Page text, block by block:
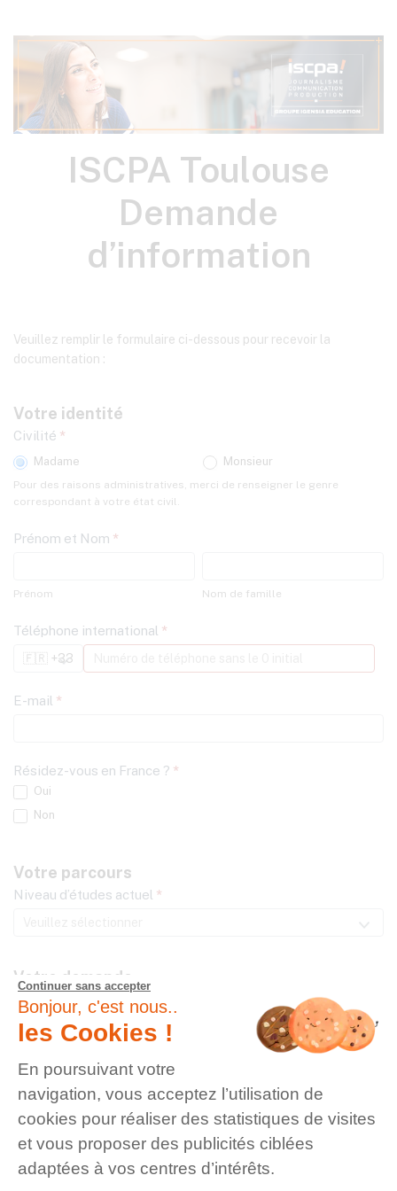
Toulouse
d’information
ISCPA Toulouse
Demande
d’information
Veuillez remplir le formulaire ci-dessous pour recevoir la
documentation :
Votre identité
Civilité *
Madame Monsieur
Pour des raisons administratives, merci de renseigner le genre
correspondant à votre état civil.
Prénom et Nom *
Prénom Nom de famille
Téléphone international *
E-mail *
Résidez-vous en France ? *
Oui
Non
Votre parcours
Niveau d’études actuel *
Votre demande
Dites nous quelle formation vous intéresse :
Programme souhaité
Formation souhaitée *
Valider
Continuer sans accepter
Bonjour, c'est nous..
les Cookies !
En poursuivant votre
navigation, vous acceptez l’utilisation de
cookies pour réaliser des statistiques de visites
et vous proposer des publicités ciblées
adaptées à vos centres d’intérêts.